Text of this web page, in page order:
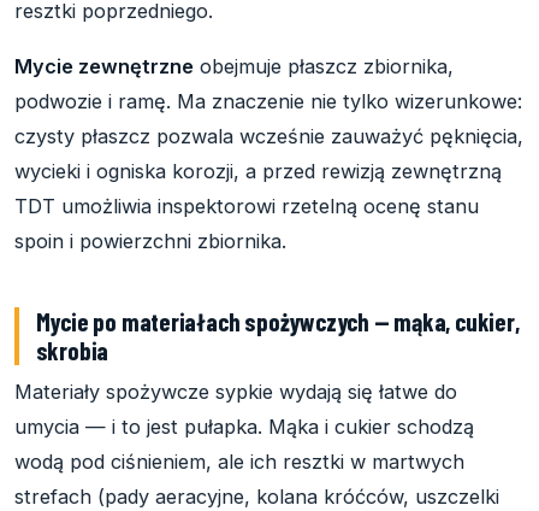
resztki poprzedniego.
Mycie zewnętrzne obejmuje płaszcz zbiornika,
podwozie i ramę. Ma znaczenie nie tylko wizerunkowe:
czysty płaszcz pozwala wcześnie zauważyć pęknięcia,
wycieki i ogniska korozji, a przed rewizją zewnętrzną
TDT umożliwia inspektorowi rzetelną ocenę stanu
spoin i powierzchni zbiornika.
Mycie po materiałach spożywczych — mąka, cukier,
skrobia
Materiały spożywcze sypkie wydają się łatwe do
umycia — i to jest pułapka. Mąka i cukier schodzą
wodą pod ciśnieniem, ale ich resztki w martwych
strefach (pady aeracyjne, kolana króćców, uszczelki